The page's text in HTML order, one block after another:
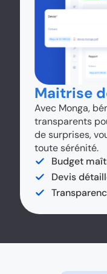
Maitrise
Avec Monga,
transparents
de surprises,
toute sérénité.
Budget
Devis